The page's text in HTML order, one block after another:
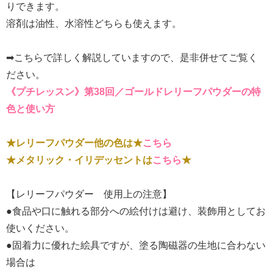
りできます。
溶剤は油性、水溶性どちらも使えます。
➡こちらで詳しく解説していますので、是非併せてご覧く
ださい。
《プチレッスン》第38回／ゴールドレリーフパウダーの特
色と使い方
★レリーフパウダー他の色は★こちら
★メタリック・イリデッセントはこちら★
【レリーフパウダー 使用上の注意】
●食品や口に触れる部分への絵付けは避け、装飾用としてお
使いください。
●固着力に優れた絵具ですが、塗る陶磁器の生地に合わない
場合は